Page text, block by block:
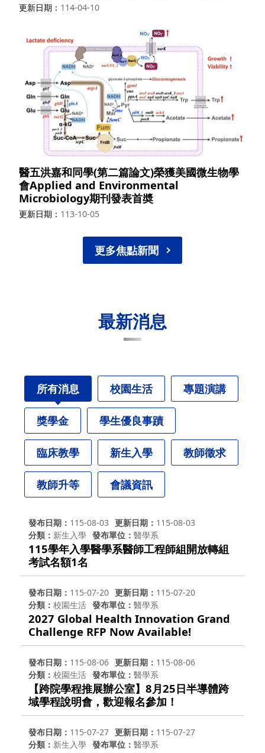
更新日期 114-04-10
醫五洪嘉和同學(第二篇論文)榮獲美國微生物學
會Applied and Environmental
Microbiology期刊發表首奬
更新日期 113-10-05
更多焦點新聞
最新消息
所有消息 校園生活 專題演講
獎學金 學生優良事蹟
臨床教學 新生入學 教師徵求
教師升等 會議資訊
發布日期 115-08-03 更新日期
115-08-03
分類
新生入學 發布單位 醫學系
115學年入學醫學系醫師工程師組開放轉組
考試名額1名
發布日期 115-07-20 更新日期
115-07-20
分類
校園生活 發布單位 醫學系
2027 Global Health Innovation Grand
Challenge RFP Now Available!
發布日期 115-08-06 更新日期
115-08-06
分類
校園生活 發布單位 醫學系
【跨院學程推展辦公室】8月25日半導體跨
域學程說明會，歡迎報名參加！
發布日期 115-07-27 更新日期
115-07-27
分類
新生入學 發布單位 醫學系